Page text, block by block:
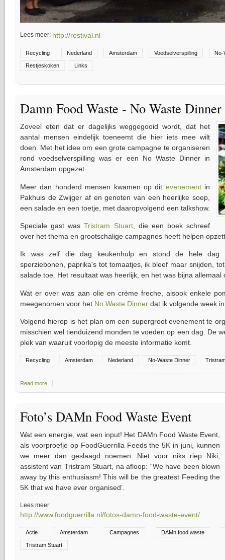
Lees meer: http://restival.nl
Recycling Nederland Amsterdam Voedselverspilling No-
Restjeskoken Links
Damn Food Waste - No Waste
Zoveel eten dat er dagelijks weggegooid wordt, dat het
aantal mensen eindelijk toeneemt die hier iets mee wilt
doen. Met het idee om een grote campagne te organiseren
rond voedselverspilling was er een No Waste Dinner in
Amsterdam opgezet.
Meer dan honderd mensen kwamen op dit evenementin
Pakhuis de Zwijger af en genoten van een heerlijke soep,
een salade en een toetje, met daaropvolgend een talkshow.
Speciale gast wasTristram Stuart, die een boek schreef
over het thema en grootschalige campagnes heeft helpen
Ik was zelf die dag keukenhulp en stond de hele dag
sperziebonen, paprika's tot tomaatjes, ik bleef maar snijden,
salade toe. Het resultaat was heerlijk, en het was bijna allemaal
Wat er over was aan olie en crème freche, alsook enkele
meegenomen voor het No Waste Dinner dat ik volgende week
Volgend hierop is het plan om een supergroot evenement te
misschien wel tienduizend monden te voeden op een dag. De
plek van waaruit voorlopig de meeste informatie komt.
Recycling Amsterdam Nederland No-Waste Dinner
Read more
Foto’s DAMn Food Waste Event
Wat een energie, wat een input! Het DAMn Food Waste Event,
als voorproefje op FoodGuerrilla Feeds the 5K in juni, kunnen
we meer dan geslaagd noemen. Niet voor niks riep Niki,
assistent van Tristram Stuart, na afloop: “We have been blown
away by this enthusiasm! This will be the greatest Feeding the
5K that we have ever organised’.
Lees meer:
http://www.foodguerrilla.nl/fotos-damn-food-waste-event/
Actie Amsterdam Campagnes DAMn food waste
Tristram Stuart